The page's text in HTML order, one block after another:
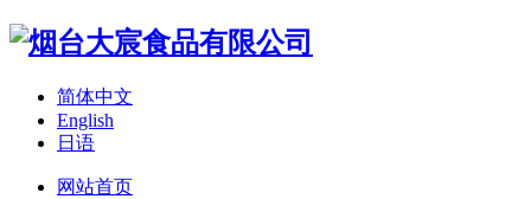
简体中文
English
日语
网站首页